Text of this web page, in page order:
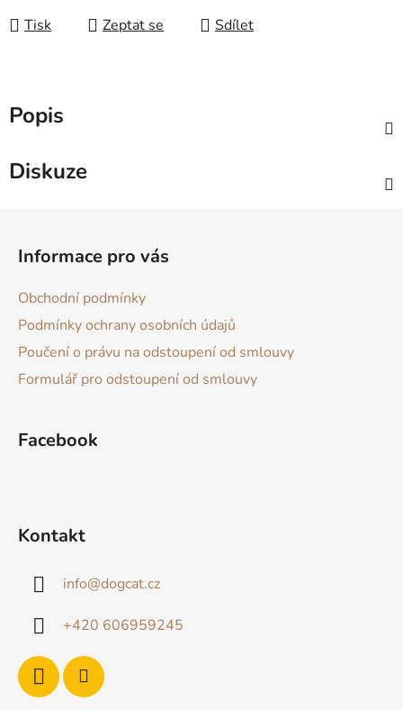
Tisk Zeptat se Sdílet
Popis
Diskuze
Informace pro vás
Obchodní podmínky
Podmínky ochrany osobních údajů
Poučení o právu na odstoupení od smlouvy
Formulář pro odstoupení od smlouvy
Facebook
Kontakt
info@dogcat.cz
+420 606959245